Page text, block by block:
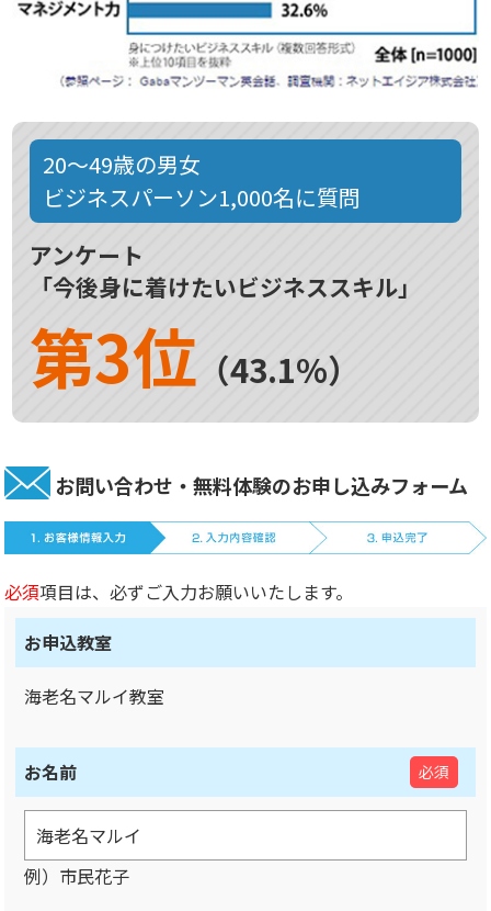
20～49歳の男女
ビジネスパーソン1,000名に質問
アンケート
「今後身に着けたいビジネススキル」
第3位 （43.1%）
お問い合わせ・無料体験のお申し込みフォーム
必須項目は、必ずご入力お願いいたします。
お申込教室
海老名マルイ教室
お名前 必須
例）市民花子